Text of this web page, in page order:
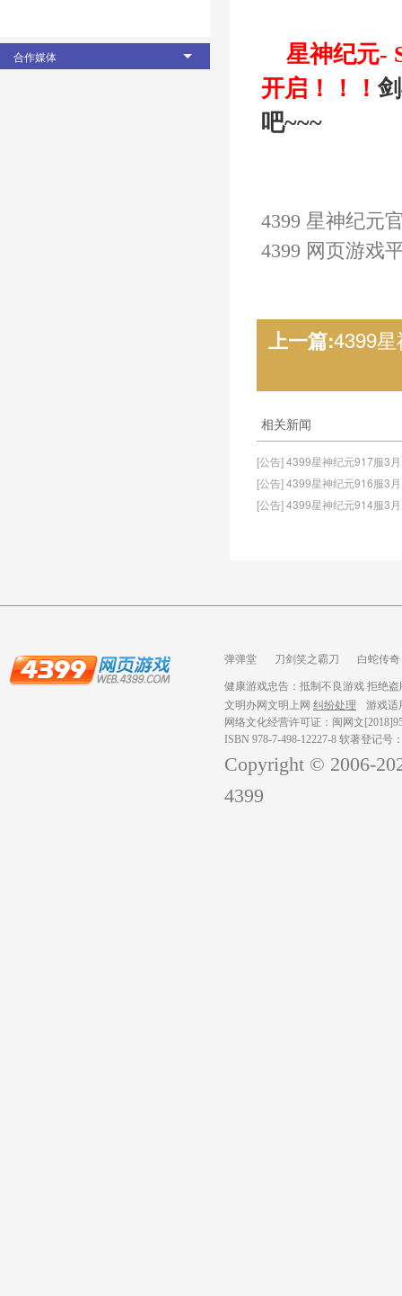
合作媒体 星神纪元-
开启 ！！！
吧~~~
4399 星神纪元
4399 网页游戏
上一篇:4399
相关新闻
[公告] 4399星神纪元917服3
[公告] 4399星神纪元916服3
[公告] 4399星神纪元914服3
弹弹堂 刀剑笑之霸刀
白蛇传奇
健康游戏忠告：抵制不良游戏 拒绝
文明办网文明上网 纠纷处理
游戏适
网络文化经营许可证：闽网文
ISBN 978-7-498-12227-8 软著登记号
Copyright © 2006-
4399